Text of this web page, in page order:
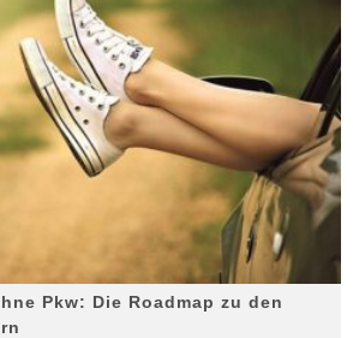
Pkw: Die Roadmap zu den